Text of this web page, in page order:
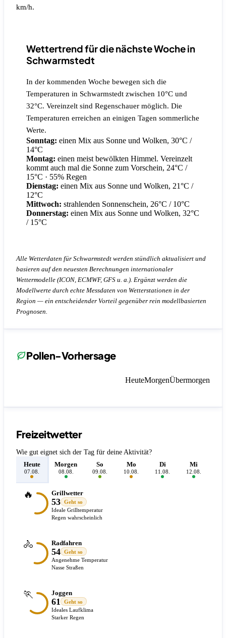
km/h.
Wettertrend für die nächste Woche in
Schwarmstedt
In der kommenden Woche bewegen sich die
Temperaturen in Schwarmstedt zwischen 10°C und
32°C. Vereinzelt sind Regenschauer möglich. Die
Temperaturen erreichen an einigen Tagen sommerliche
Werte.
Sonntag: einen Mix aus Sonne und Wolken, 30°C /
14°C
Montag: einen meist bewölkten Himmel. Vereinzelt
kommt auch mal die Sonne zum Vorschein, 24°C /
15°C · 55% Regen
Dienstag: einen Mix aus Sonne und Wolken, 21°C /
12°C
Mittwoch: strahlenden Sonnenschein, 26°C / 10°C
Donnerstag: einen Mix aus Sonne und Wolken, 32°C
/ 15°C
Alle Wetterdaten für Schwarmstedt werden stündlich aktualisiert und
basieren auf den neuesten Berechnungen internationaler
Wettermodelle (ICON, ECMWF, GFS u. a.). Ergänzt werden die
Modellwerte durch echte Messdaten von Wetterstationen in der
Region — ein entscheidender Vorteil gegenüber rein modellbasierten
Prognosen.
Pollen-Vorhersage
HeuteMorgenÜbermorgen
Freizeitwetter
Wie gut eignet sich der Tag für deine Aktivität?
Heute
07.08.
Morgen
08.08.
So
09.08.
Mo
10.08.
Di
11.08.
Mi
12.08.
🔥 Grillwetter
53
Geht so
Ideale Grilltemperatur
Regen wahrscheinlich
🚴 Radfahren
54
Geht so
Angenehme Temperatur
Nasse Straßen
🏃 Joggen
61
Geht so
Ideales Laufklima
Starker Regen